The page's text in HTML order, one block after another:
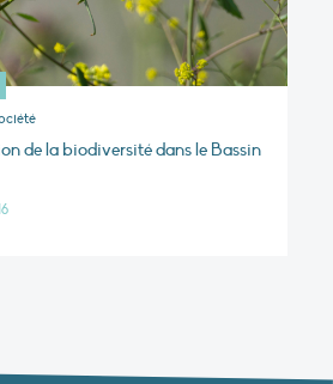
de la biodiversité dans le Bassin